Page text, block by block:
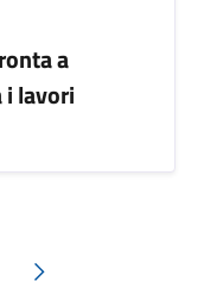
a
i lavori
Pagina successiva